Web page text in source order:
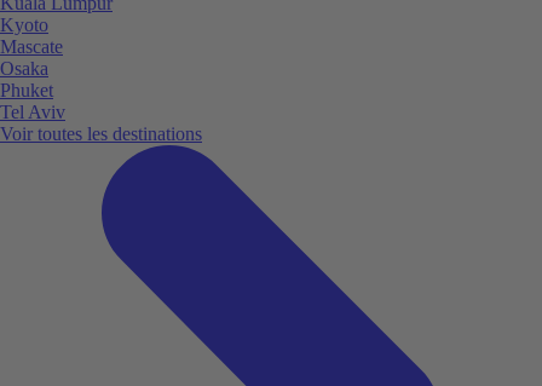
Kyoto
Mascate
Osaka
Phuket
Tel Aviv
Voir toutes les destinations